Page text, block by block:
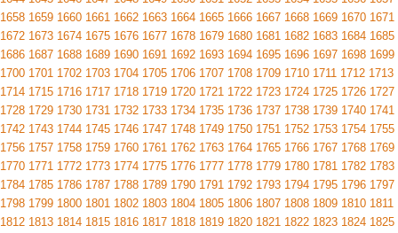
1658 1659 1660 1661 1662 1663 1664 1665 1666 1667 1668 1669 1670 1671
1672 1673 1674 1675 1676 1677 1678 1679 1680 1681 1682 1683 1684 1685
1686 1687 1688 1689 1690 1691 1692 1693 1694 1695 1696 1697 1698 1699
1700 1701 1702 1703 1704 1705 1706 1707 1708 1709 1710 1711 1712 1713
1714 1715 1716 1717 1718 1719 1720 1721 1722 1723 1724 1725 1726 1727
1728 1729 1730 1731 1732 1733 1734 1735 1736 1737 1738 1739 1740 1741
1742 1743 1744 1745 1746 1747 1748 1749 1750 1751 1752 1753 1754 1755
1756 1757 1758 1759 1760 1761 1762 1763 1764 1765 1766 1767 1768 1769
1770 1771 1772 1773 1774 1775 1776 1777 1778 1779 1780 1781 1782 1783
1784 1785 1786 1787 1788 1789 1790 1791 1792 1793 1794 1795 1796 1797
1798 1799 1800 1801 1802 1803 1804 1805 1806 1807 1808 1809 1810 1811
1812 1813 1814 1815 1816 1817 1818 1819 1820 1821 1822 1823 1824 1825